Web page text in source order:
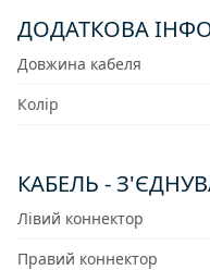
ДОДАТКОВА
Довжина кабеля
Колір
КАБЕЛЬ -
Лівий коннектор
Правий коннектор